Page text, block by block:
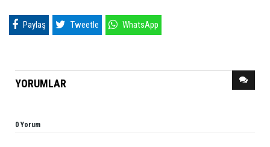
Paylaş Tweetle WhatsApp
YORUMLAR
0 Yorum